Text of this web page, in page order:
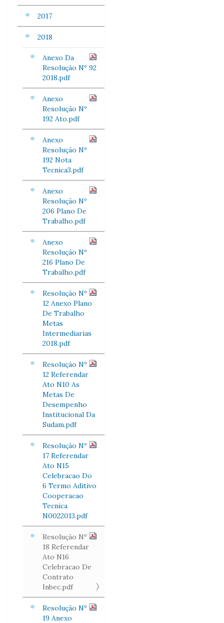
2017
2018
Anexo Da
Resolução Nº 92
2018.pdf
Anexo
Resolução Nº
192 Ato.pdf
Anexo
Resolução Nº
192 Nota
Tecnica3.pdf
Anexo
Resolução Nº
206 Plano De
Trabalho.pdf
Anexo
Resolução Nº
216 Plano De
Trabalho.pdf
Resolução Nº
12 Anexo Plano
De Trabalho
Metas
Intermediarias
2018.pdf
Resolução Nº
12 Referendar
Ato N10 As
Metas De
Desempenho
Institucional Da
Sudam.pdf
Resolução Nº
17 Referendar
Ato N15
Celebracao Do
6 Termo Aditivo
Cooperacao
Tecnica
N0022013.pdf
Resolução Nº
18 Referendar
Ato N16
Celebracao De
Contrato
Inbec.pdf
Resolução Nº
19 Anexo